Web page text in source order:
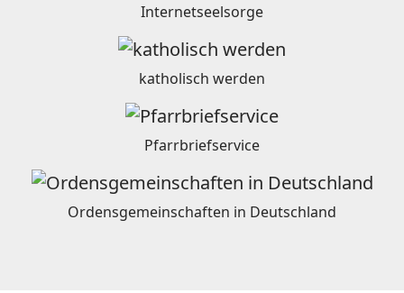
Internetseelsorge
katholisch werden
Pfarrbriefservice
Ordensgemeinschaften in Deutschland